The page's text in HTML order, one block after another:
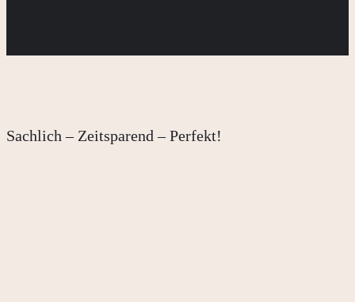
Sachlich – Zeitsparend – Perfekt!